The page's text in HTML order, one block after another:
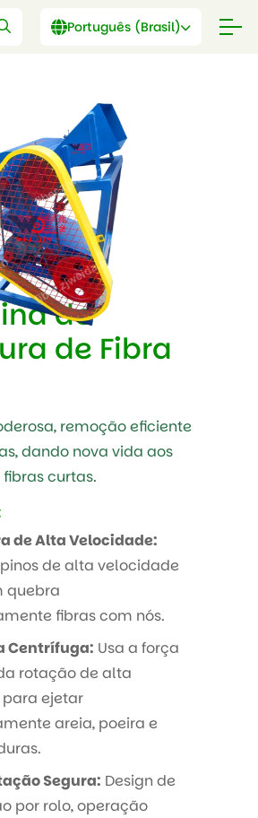
Português (Brasil)
de
de Fibra
remoção eficiente
dando nova vida aos
curtas.
de Alta Velocidade:
de alta velocidade
quebra
fibras com nós.
Centrífuga: Usa a força
rotação de alta
ejetar
areia, poeira e
Segura: Design de
por rolo, operação